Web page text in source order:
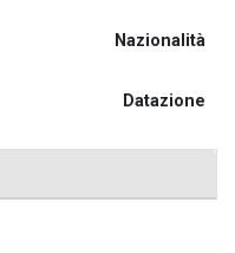
Nazionalità
Datazione